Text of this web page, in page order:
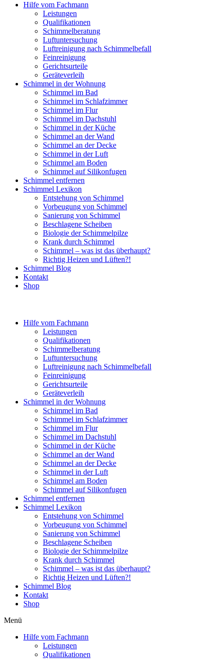
Hilfe vom Fachmann
Leistungen
Qualifikationen
Schimmelberatung
Luftuntersuchung
Luftreinigung nach Schimmelbefall
Feinreinigung
Gerichtsurteile
Geräteverleih
Schimmel in der Wohnung
Schimmel im Bad
Schimmel im Schlafzimmer
Schimmel im Flur
Schimmel im Dachstuhl
Schimmel in der Küche
Schimmel an der Wand
Schimmel an der Decke
Schimmel in der Luft
Schimmel am Boden
Schimmel auf Silikonfugen
Schimmel entfernen
Schimmel Lexikon
Entstehung von Schimmel
Vorbeugung von Schimmel
Sanierung von Schimmel
Beschlagene Scheiben
Biologie der Schimmelpilze
Krank durch Schimmel
Schimmel – was ist das überhaupt?
Richtig Heizen und Lüften?!
Schimmel Blog
Kontakt
Shop
Hilfe vom Fachmann
Leistungen
Qualifikationen
Schimmelberatung
Luftuntersuchung
Luftreinigung nach Schimmelbefall
Feinreinigung
Gerichtsurteile
Geräteverleih
Schimmel in der Wohnung
Schimmel im Bad
Schimmel im Schlafzimmer
Schimmel im Flur
Schimmel im Dachstuhl
Schimmel in der Küche
Schimmel an der Wand
Schimmel an der Decke
Schimmel in der Luft
Schimmel am Boden
Schimmel auf Silikonfugen
Schimmel entfernen
Schimmel Lexikon
Entstehung von Schimmel
Vorbeugung von Schimmel
Sanierung von Schimmel
Beschlagene Scheiben
Biologie der Schimmelpilze
Krank durch Schimmel
Schimmel – was ist das überhaupt?
Richtig Heizen und Lüften?!
Schimmel Blog
Kontakt
Shop
Menü
Hilfe vom Fachmann
Leistungen
Qualifikationen